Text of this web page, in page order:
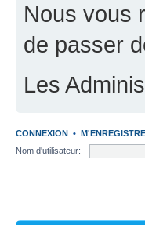
Nous vous
de passer
Les
CONNEXION •
Nom d'utilisateur: